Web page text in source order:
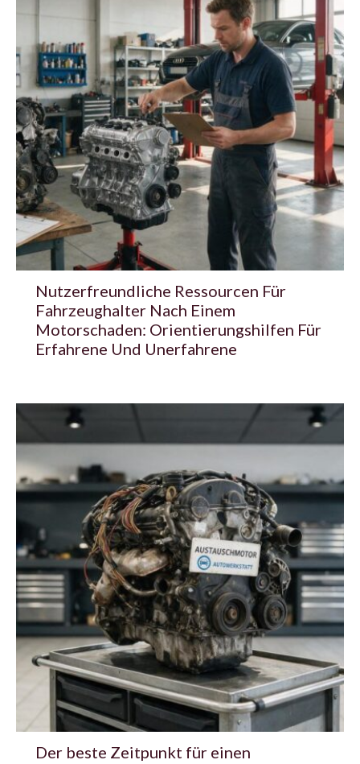
Nutzerfreundliche Ressourcen Für
Fahrzeughalter Nach Einem
Motorschaden: Orientierungshilfen Für
Erfahrene Und Unerfahrene
Der beste Zeitpunkt für einen